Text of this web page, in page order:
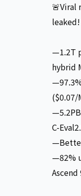
🚨Viral
leaked!
—1.2T
hybrid
($0.07/
C-
—82%
Ascend